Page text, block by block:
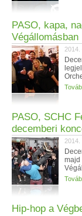
PASO, kapa,
Végállomásban
PASO, SCHC
decemberi
majd
Hip-hop a